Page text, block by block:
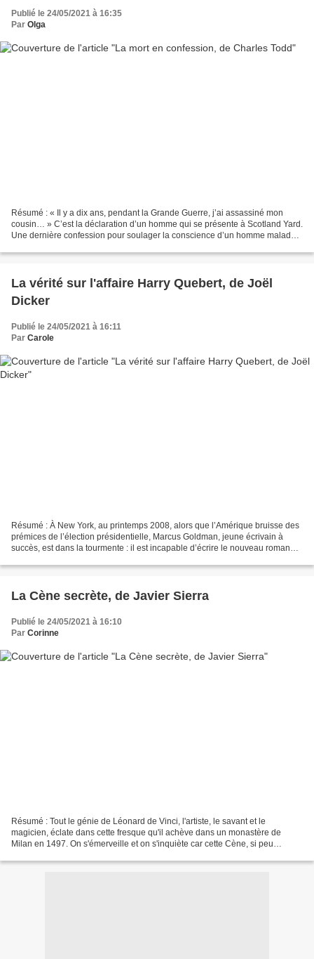
Publié le 24/05/2021 à 16:35
Par Olga
Résumé : « Il y a dix ans, pendant la Grande Guerre, j’ai assassiné mon
cousin… » C’est la déclaration d’un homme qui se présente à Scotland Yard.
Une dernière confession pour soulager la conscience d’un homme malade ?
La vérité sur l'affaire Harry Quebert, de Joël
Dicker
Publié le 24/05/2021 à 16:11
Par Carole
Résumé : À New York, au printemps 2008, alors que l’Amérique bruisse des
prémices de l’élection présidentielle, Marcus Goldman, jeune écrivain à
succès, est dans la tourmente : il est incapable d’écrire le nouveau roman
La Cène secrète, de Javier Sierra
Publié le 24/05/2021 à 16:10
Par Corinne
Résumé : Tout le génie de Léonard de Vinci, l'artiste, le savant et le
magicien, éclate dans cette fresque qu'il achève dans un monastère de
Milan en 1497. On s'émerveille et on s'inquiète car cette Cène, si peu